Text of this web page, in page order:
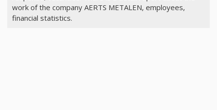
work of the company AERTS METALEN, employees,
financial statistics.